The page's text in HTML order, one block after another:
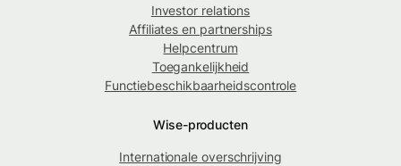
Investor relations
Affiliates en partnerships
Helpcentrum
Toegankelijkheid
Functiebeschikbaarheidscontrole
Wise-producten
Internationale overschrijving